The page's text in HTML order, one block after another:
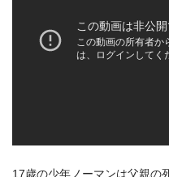
17歳の少年ノーマンは父親の